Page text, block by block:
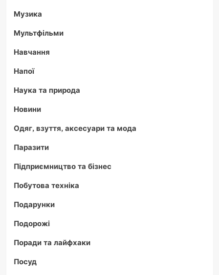
Музика
Мультфільми
Навчання
Напої
Наука та природа
Новини
Одяг, взуття, аксесуари та мода
Паразити
Підприємництво та бізнес
Побутова техніка
Подарунки
Подорожі
Поради та лайфхаки
Посуд